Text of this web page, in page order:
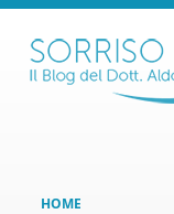
HOME